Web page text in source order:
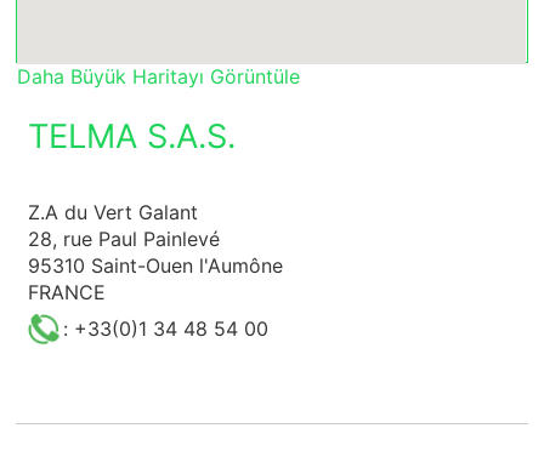
Daha Büyük Haritayı Görüntüle
TELMA S.A.S.
Z.A du Vert Galant
28, rue Paul Painlevé
95310 Saint-Ouen l'Aumône
FRANCE
: +33(0)1 34 48 54 00